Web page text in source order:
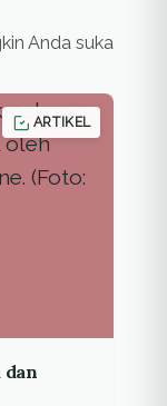
Anda suka
ARTIKEL